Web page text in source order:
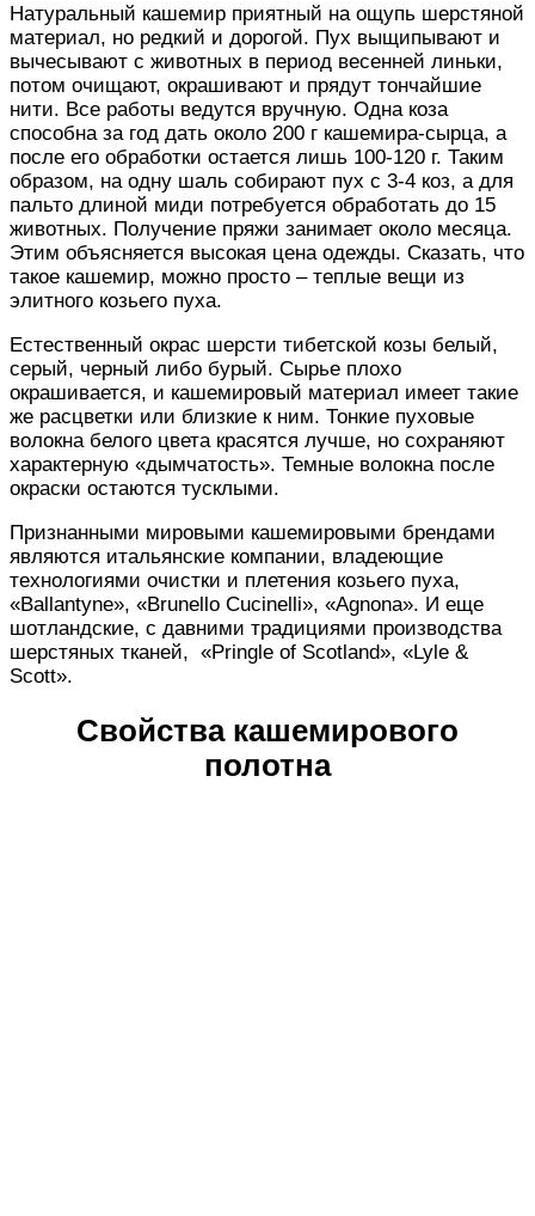
Натуральный кашемир приятный на ощупь шерстяной
материал, но редкий и дорогой. Пух выщипывают и
вычесывают с животных в период весенней линьки,
потом очищают, окрашивают и прядут тончайшие
нити. Все работы ведутся вручную. Одна коза
способна за год дать около 200 г кашемира-сырца, а
после его обработки остается лишь 100-120 г. Таким
образом, на одну шаль собирают пух с 3-4 коз, а для
пальто длиной миди потребуется обработать до 15
животных. Получение пряжи занимает около месяца.
Этим объясняется высокая цена одежды. Сказать, что
такое кашемир, можно просто – теплые вещи из
элитного козьего пуха.
Естественный окрас шерсти тибетской козы белый,
серый, черный либо бурый. Сырье плохо
окрашивается, и кашемировый материал имеет такие
же расцветки или близкие к ним. Тонкие пуховые
волокна белого цвета красятся лучше, но сохраняют
характерную «дымчатость». Темные волокна после
окраски остаются тусклыми.
Признанными мировыми кашемировыми брендами
являются итальянские компании, владеющие
технологиями очистки и плетения козьего пуха,
«Ballantyne», «Brunello Cucinelli», «Agnona». И еще
шотландские, с давними традициями производства
шерстяных тканей, «Pringle of Scotland», «Lyle &
Scott».
Свойства кашемирового
полотна